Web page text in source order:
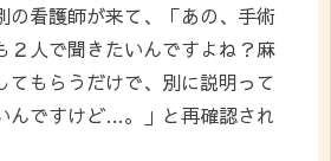
の看護師が来て、「あの、手術
２人で聞きたいんですよね？麻
てもらうだけで、別に説明って
んですけど…。」と再確認され